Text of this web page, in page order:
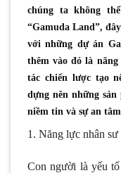
chúng ta không
“Gamuda Land”,
với những dự án
thêm vào đó là
tác chiến lược tạo
dựng nên những
niềm tin và sự an
1. Năng lực nhân sư
Con người là yếu